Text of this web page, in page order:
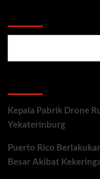
Kepala Pabrik Drone
Yekaterinburg
Puerto Rico
Besar Akibat